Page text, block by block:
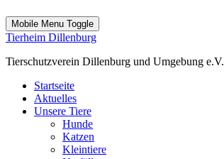
Mobile Menu Toggle
Tierheim Dillenburg
Tierschutzverein Dillenburg und Umgebung e.V.
Startseite
Aktuelles
Unsere Tiere
Hunde
Katzen
Kleintiere